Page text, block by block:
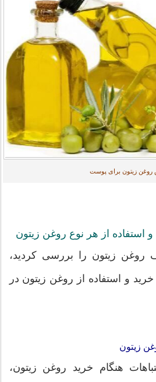
روغن زیتون برای پوست
و استفاده از هر نوع روغن زیتون
روغن زیتون را بررسی کردید،
و استفاده از روغن زیتون در
زیتون
هنگام خرید روغن زیتون،